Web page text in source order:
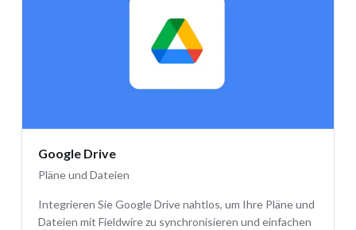
Google Drive
Pläne und Dateien
Integrieren Sie Google Drive nahtlos, um Ihre Pläne und
Dateien mit Fieldwire zu synchronisieren und einfachen